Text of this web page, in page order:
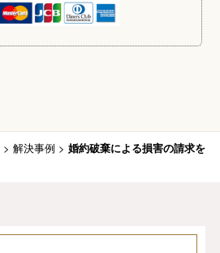
> 解決事例 > 婚約破棄による損害の請求を